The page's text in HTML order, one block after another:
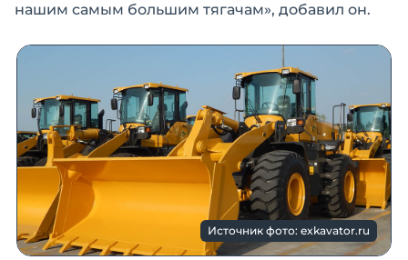
нашим самым большим тягачам», добавил он.
Источник фото: exkavator.ru